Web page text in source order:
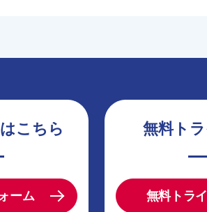
こちら
ーム
無料ト
無料トラ